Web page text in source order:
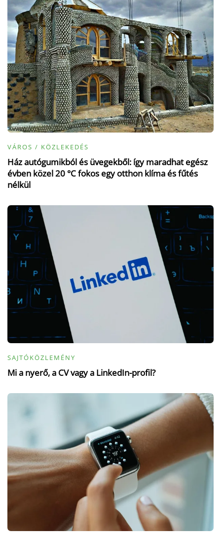
VÁROS / KÖZLEKEDÉS
Ház autógumikból és üvegekből: így maradhat egész
évben közel 20 °C fokos egy otthon klíma és fűtés
nélkül
SAJTÓKÖZLEMÉNY
Mi a nyerő, a CV vagy a LinkedIn-profil?